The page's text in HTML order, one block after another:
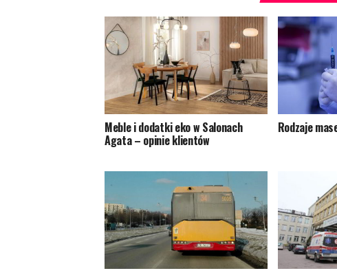
Meble i dodatki eko w Salonach
Agata – opinie klientów
Rodzaje